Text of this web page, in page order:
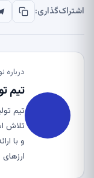
اشتراک‌گذاری:
درباره
تیم
تیم
تلاش
و با